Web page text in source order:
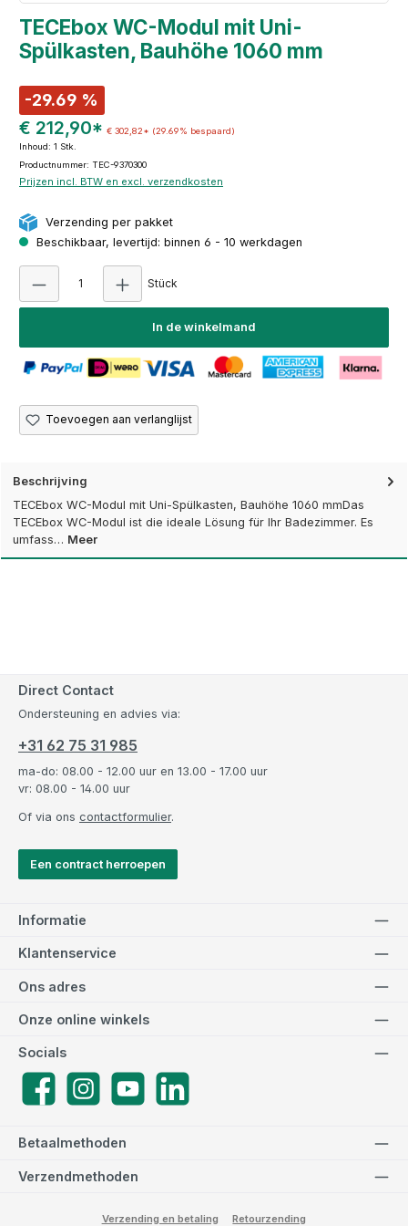
TECEbox WC-Modul mit Uni-
Spülkasten, Bauhöhe 1060 mm
-29.69 %
€ 212,90* € 302,82* (29.69% bespaard)
Inhoud: 1 Stk.
Productnummer: TEC-9370300
Prijzen incl. BTW en excl. verzendkosten
Verzending per pakket
Beschikbaar, levertijd: binnen 6 - 10 werkdagen
Stück
In de winkelmand
Toevoegen aan verlanglijst
Beschrijving
TECEbox WC-Modul mit Uni-Spülkasten, Bauhöhe 1060 mmDas
TECEbox WC-Modul ist die ideale Lösung für Ihr Badezimmer. Es
umfass… Meer
Direct Contact
Ondersteuning en advies via:
+31 62 75 31 985
ma-do: 08.00 - 12.00 uur en 13.00 - 17.00 uur
vr: 08.00 - 14.00 uur
Of via ons contactformulier.
Een contract herroepen
Informatie
Klantenservice
Betaalmethoden
Verzendmethoden
Ons adres
Socials
FacebookInstagramYouTube
Onze online winkels
Verzending en betaling Retourzending